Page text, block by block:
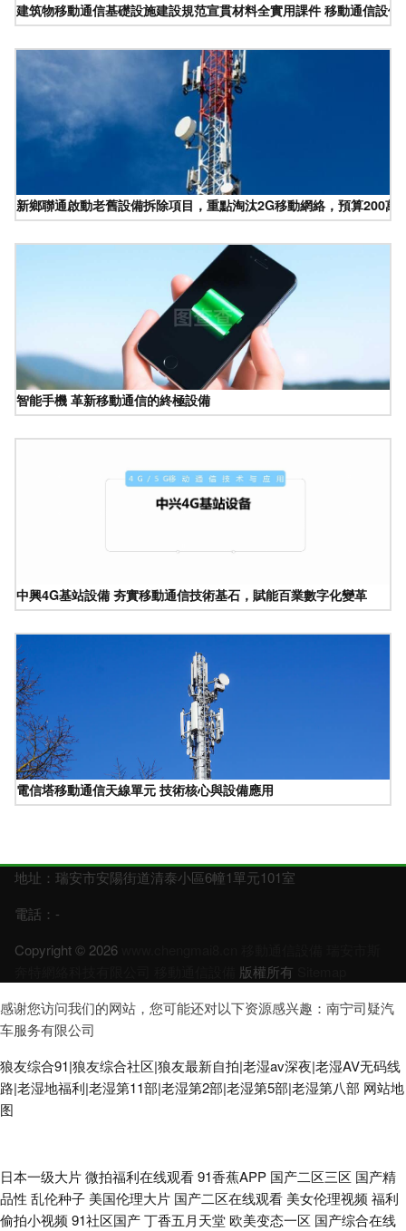
建筑物移動通信基礎設施建設規范宣貫材料全實用課件 移動通信設備
新鄉聯通啟動老舊設備拆除項目，重點淘汰2G移動網絡，預算200萬
智能手機 革新移動通信的終極設備
中興4G基站設備 夯實移動通信技術基石，賦能百業數字化變革
電信塔移動通信天線單元 技術核心與設備應用
地址：瑞安市安陽街道清泰小區6幢1單元101室
電話：-
Copyright © 2026
版權所有
感谢您访问我们的网站，您可能还对以下资源感兴趣：南宁司疑汽
车服务有限公司
狼友综合91|狼友综合社区|狼友最新自拍|老湿av深夜|老湿AV无码线
路|老湿地福利|老湿第11部|老湿第2部|老湿第5部|老湿第八部 网站地
图
国产精品免费自拍 www大香蕉com 女同亚洲 色片网址 性爱三级网站 淫淫网
色五月一区 91福利试看爽片 黄色仓库网站 熟女视频一区二区三区 91大神双
日本一级大片微拍福利在线观看91香蕉APP 国产二区三区 国产精
品性 乱伦种子 美国伦理大片 国产二区在线观看 美女伦理视频 福利
偷拍小视频 91社区国产丁香五月天堂 欧美变态一区 国产综合在线